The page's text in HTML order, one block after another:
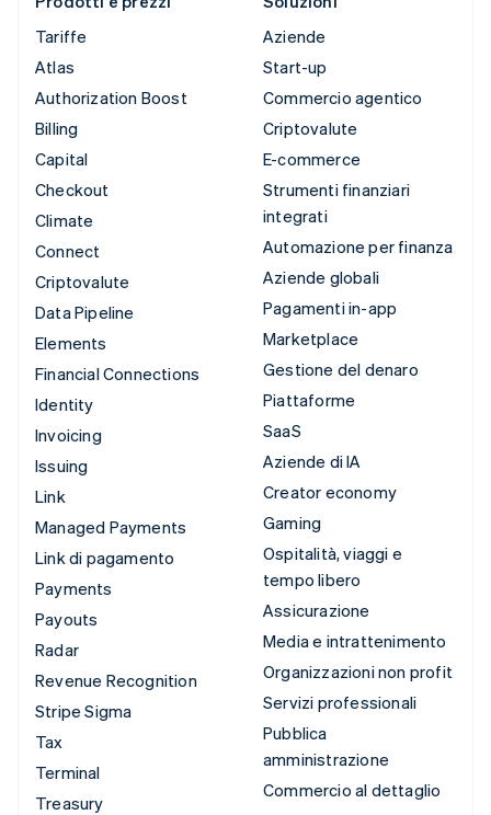
Tariffe
Atlas
Authorization Boost
Billing
Capital
Checkout
Climate
Connect
Criptovalute
Data Pipeline
Elements
Financial Connections
Identity
Invoicing
Issuing
Link
Managed Payments
Link di pagamento
Payments
Payouts
Radar
Revenue Recognition
Stripe Sigma
Tax
Terminal
Treasury
Aziende
Start-up
Commercio agentico
Criptovalute
E-commerce
Strumenti finanziari
integrati
Automazione per finanza
Aziende globali
Pagamenti in-app
Marketplace
Gestione del denaro
Piattaforme
SaaS
Aziende di IA
Creator economy
Gaming
Ospitalità, viaggi e
tempo libero
Assicurazione
Media e intrattenimento
Organizzazioni non profit
Servizi professionali
Pubblica
amministrazione
Commercio al dettaglio